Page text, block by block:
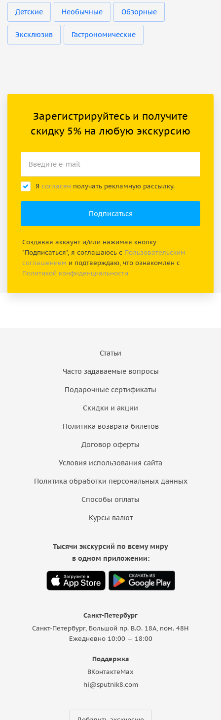
Детские Необычные Обзорные
Эксклюзив Гастрономические
Зарегистрируйтесь и получите
скидку 5% на любую экскурсию
Я согласен получать рекламную рассылку.
Создавая аккаунт и/или нажимая кнопку
"Подписаться", я соглашаюсь с Пользовательским
соглашением и подтверждаю, что ознакомлен с
Политикой конфиденциальности
Статьи
Часто задаваемые вопросы
Подарочные сертификаты
Скидки и акции
Политика возврата билетов
Договор оферты
Условия использования сайта
Политика обработки персональных данных
Способы оплаты
Курсы валют
Санкт-Петербург
Санкт-Петербург, Большой пр. В.О. 18A, пом. 48Н
Ежедневно 10:00 — 18:00
Поддержка
ВКонтактеMax
hi@sputnik8.com
Тысячи экскурсий по всему миру
в одном приложении: